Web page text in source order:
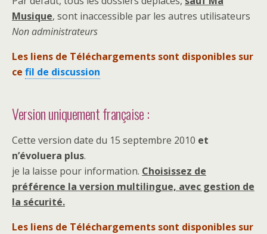
Musique, sont inaccessible par les autres utilisateurs
Non administrateurs
Les liens de Téléchargements sont disponibles sur
ce fil de discussion
Version uniquement française :
Cette version date du 15 septembre 2010 et
n’évoluera plus.
je la laisse pour information. Choisissez de
préférence la version multilingue, avec gestion de
la sécurité.
Les liens de Téléchargements sont disponibles sur